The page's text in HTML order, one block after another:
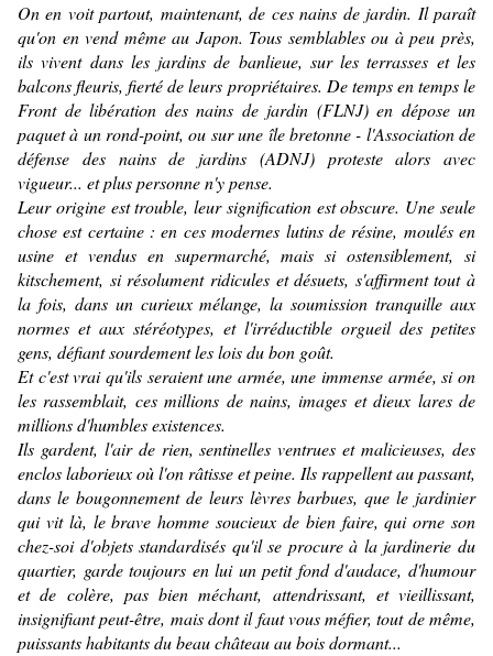
On en voit partout, maintenant, de ces nains de jardin. Il paraît
qu'on en vend même au Japon. Tous semblables ou à peu près,
ils vivent dans les jardins de banlieue, sur les terrasses et les
balcons fleuris, fierté de leurs propriétaires. De temps en temps le
Front de libération des nains de jardin (FLNJ) en dépose un
paquet à un rond-point, ou sur une île bretonne - l'Association de
défense des nains de jardins (ADNJ) proteste alors avec
vigueur... et plus personne n'y pense.
Leur origine est trouble, leur signification est obscure. Une seule
chose est certaine : en ces modernes lutins de résine, moulés en
usine et vendus en supermarché, mais si ostensiblement, si
kitschement, si résolument ridicules et désuets, s'affirment tout à
la fois, dans un curieux mélange, la soumission tranquille aux
normes et aux stéréotypes, et l'irréductible orgueil des petites
gens, défiant sourdement les lois du bon goût.
Et c'est vrai qu'ils seraient une armée, une immense armée, si on
les rassemblait, ces millions de nains, images et dieux lares de
millions d'humbles existences.
Ils gardent, l'air de rien, sentinelles ventrues et malicieuses, des
enclos laborieux où l'on râtisse et peine. Ils rappellent au passant,
dans le bougonnement de leurs lèvres barbues, que le jardinier
qui vit là, le brave homme soucieux de bien faire, qui orne son
chez-soi d'objets standardisés qu'il se procure à la jardinerie du
quartier, garde toujours en lui un petit fond d'audace, d'humour
et de colère, pas bien méchant, attendrissant, et vieillissant,
insignifiant peut-être, mais dont il faut vous méfier, tout de même,
puissants habitants du beau château au bois dormant...